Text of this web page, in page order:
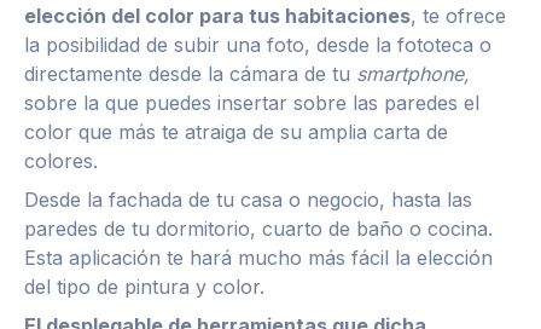
elección del color para tus habitaciones, te ofrece
la posibilidad de subir una foto, desde la fototeca o
directamente desde la cámara de tu smartphone,
sobre la que puedes insertar sobre las paredes el
color que más te atraiga de su amplia carta de
colores.
Desde la fachada de tu casa o negocio, hasta las
paredes de tu dormitorio, cuarto de baño o cocina.
Esta aplicación te hará mucho más fácil la elección
del tipo de pintura y color.